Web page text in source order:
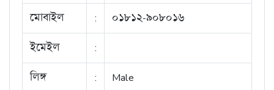
মোবাইল : ০১৮১২-৯০৮০১৬
ইমেইল :
লিঙ্গ : Male